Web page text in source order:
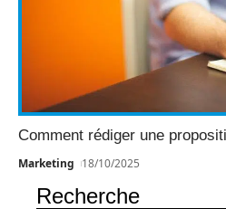
Comment rédiger une
Marketing 18/10/2025
Recherche